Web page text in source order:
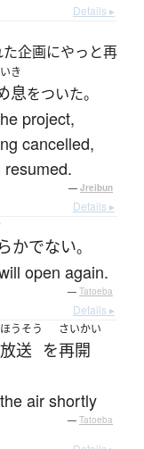
Details ▸
企画にやっと再
き
息をついた。
project,
cancelled,
— Jreibun
Details ▸
かでない。
open again.
— Tatoeba
Details ▸
ほうそう
放送 を
さいかい
再開
air shortly
— Tatoeba